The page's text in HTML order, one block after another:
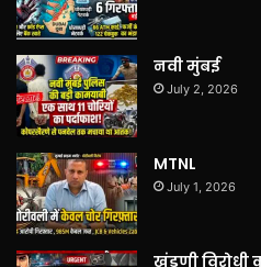
नवी मुंबई
July 2, 2026
MTNL
July 1, 2026
खंडणी विरोधी